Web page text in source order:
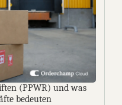
(PPWR) und was
bedeuten